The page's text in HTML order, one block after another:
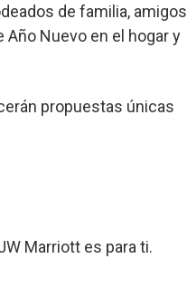
de familia, amigos
Nuevo en el hogar y
propuestas únicas
Marriott es para ti.